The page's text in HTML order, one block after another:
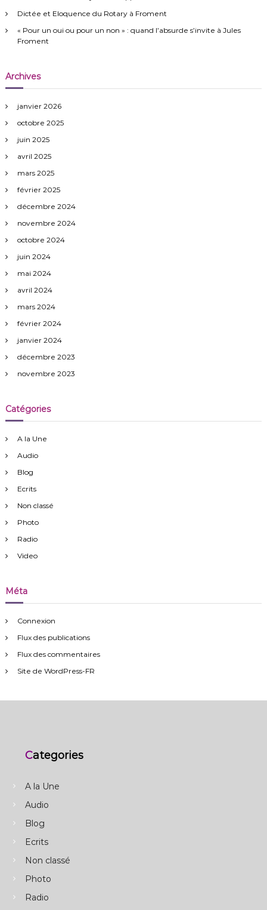
:
Dictée et Eloquence du Rotary à Froment
« Pour un oui ou pour un non » : quand l’absurde s’invite à Jules
Froment
Archives
janvier 2026
octobre 2025
juin 2025
avril 2025
mars 2025
février 2025
décembre 2024
novembre 2024
octobre 2024
juin 2024
mai 2024
avril 2024
mars 2024
février 2024
janvier 2024
décembre 2023
novembre 2023
Catégories
A la Une
Audio
Blog
Ecrits
Non classé
Photo
Radio
Video
Méta
Connexion
Flux des publications
Flux des commentaires
Site de WordPress-FR
Categories
A la Une
Audio
Blog
Ecrits
Non classé
Photo
Radio